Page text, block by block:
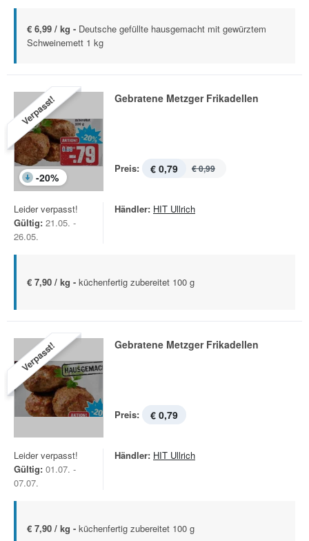
€ 6,99 / kg - Deutsche gefüllte hausgemacht mit gewürztem
Schweinemett 1 kg
Verpasst!
-20%
Gebratene Metzger Frikadellen
Preis: € 0,79 € 0,99
Leider verpasst!
Gültig: 21.05. -
26.05.
Händler: HIT Ullrich
€ 7,90 / kg - küchenfertig zubereitet 100 g
Verpasst! Gebratene Metzger Frikadellen
Preis: € 0,79
Leider verpasst!
Gültig: 01.07. -
07.07.
Händler: HIT Ullrich
€ 7,90 / kg - küchenfertig zubereitet 100 g